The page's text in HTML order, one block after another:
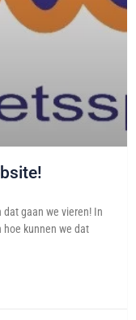
gaan we vieren! In
hoe kunnen we dat